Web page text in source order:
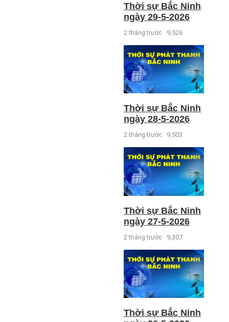
Thời sự Bắc Ninh
ngày 29-5-2026
2 tháng trước 9,526
Thời sự Bắc Ninh
ngày 28-5-2026
2 tháng trước 9,503
Thời sự Bắc Ninh
ngày 27-5-2026
2 tháng trước 9,307
Thời sự Bắc Ninh